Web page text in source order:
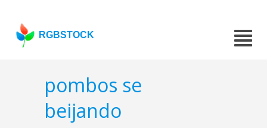
RGBSTOCK
pombos se
beijando